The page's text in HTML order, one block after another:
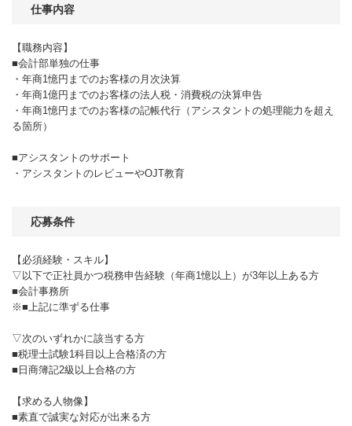
仕事内容
【職務内容】
■会計部単独の仕事
・年商1憶円までのお客様の月次決算
・年商1億円までのお客様の法人税・消費税の決算申告
・年商1憶円までのお客様の記帳代行（アシスタントの処理能力を超え
る箇所）
■アシスタントのサポート
・アシスタントのレビューやOJT教育
応募条件
【必須経験・スキル】
▽以下で正社員かつ税務申告経験（年商1憶以上）が3年以上ある方
■会計事務所
※■上記に準ずる仕事
▽次のいずれかに該当する方
■税理士試験1科目以上合格済の方
■日商簿記2級以上合格の方
【求める人物像】
■素直で誠実な対応が出来る方